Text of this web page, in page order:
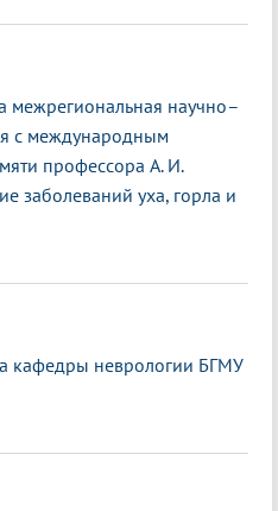
научно–
с международным
профессора А. И.
заболеваний уха, горла и
кафедры неврологии БГМУ